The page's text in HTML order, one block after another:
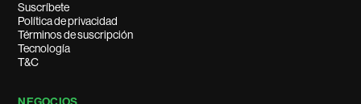
Suscríbete
Política de privacidad
Términos de suscripción
Tecnología
T&C